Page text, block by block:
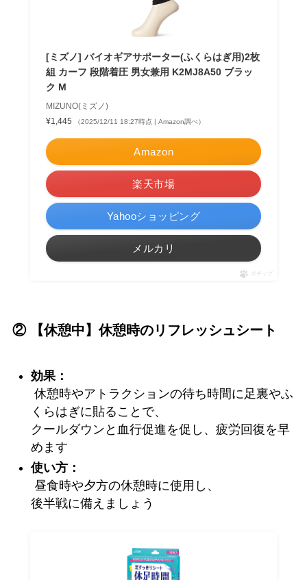
[ミズノ] バイオギアサポーター(ふくらはぎ用)2枚
組 カーフ 段階着圧 男女兼用 K2MJ8A50 ブラッ
ク M
MIZUNO(ミズノ)
¥1,445
（2025/12/11 18:27時点 | Amazon調べ）
Amazon
楽天市場
Yahooショッピング
メルカリ
ポチップ
② 【休憩中】休憩時のリフレッシュシート
効果：
休憩時やアトラクションの待ち時間に足裏やふ
くらはぎに貼ることで、
クールダウンと血行促進を促し、疲労回復を早
めます
使い方：
昼食時や夕方の休憩時に使用し、
後半戦に備えましょう